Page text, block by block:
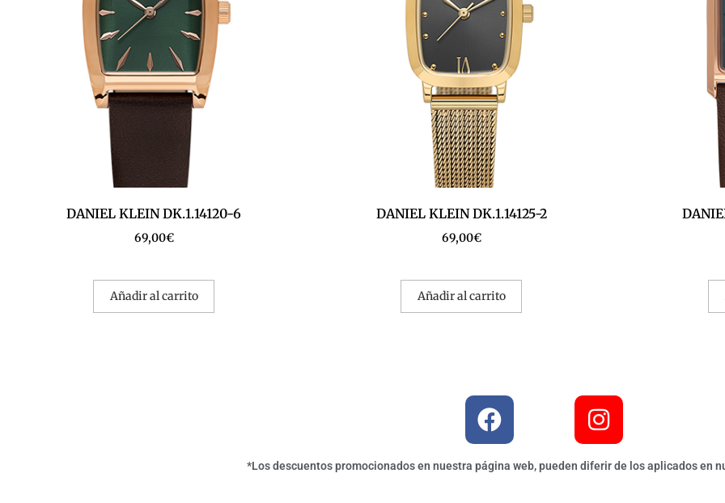
DANIEL KLEIN DK.1.14120-6
69,00€
Añadir al carrito
DANIEL KLEIN DK.1.14125-2
69,00€
Añadir al carrito
*Los descuentos promocionados en nuestra página web, pueden diferir de los aplicados en